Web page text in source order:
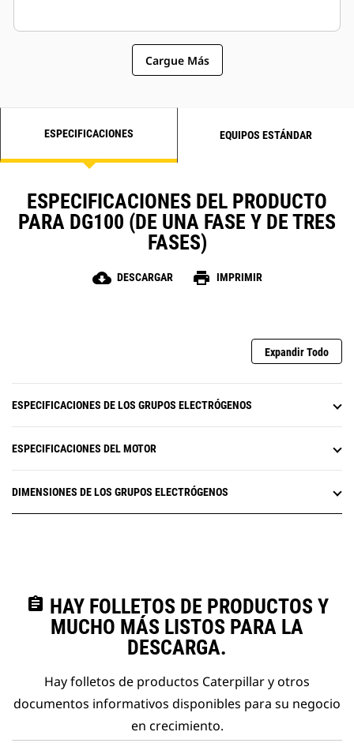
Cargue Más
ESPECIFICACIONES EQUIPOS ESTÁNDAR
ESPECIFICACIONES DEL PRODUCTO
PARA DG100 (DE UNA FASE Y DE TRES
FASES)
cloud_download DESCARGAR print IMPRIMIR
Expandir Todo
ESPECIFICACIONES DE LOS GRUPOS ELECTRÓGENOS
ESPECIFICACIONES DEL MOTOR
DIMENSIONES DE LOS GRUPOS ELECTRÓGENOS
assignment HAY FOLLETOS DE PRODUCTOS Y
MUCHO MÁS LISTOS PARA LA
DESCARGA.
Hay folletos de productos Caterpillar y otros
documentos informativos disponibles para su negocio
en crecimiento.